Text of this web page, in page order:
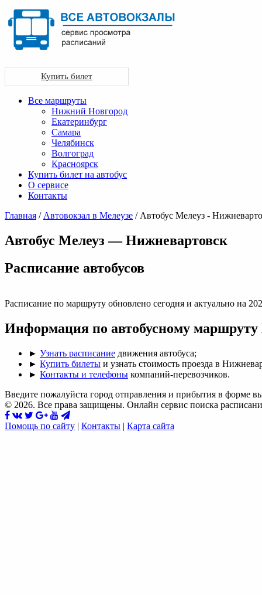
Купить билет
Все маршруты
Нижний Новгород
Екатеринбург
Самара
Челябинск
Волгоград
Красноярск
Купить билет на автобус
О сервисе
Контакты
Главная / Автовокзал в Мелеузе / Автобус Мелеуз -
Автобус Мелеуз — Нижневартовск
Раcписание автобусов
Расписание по маршруту обновлено сегодня и актуально на
Информация по автобусному
► Узнать расписание движения автобуса;
► Купить билеты и узнать стоимость проезда в
► Контакты и телефоны компаний-перевозчиков.
Введите пожалуйста город отправления и прибытия в форме
© 2026. Все права защищены. Онлайн сервис поиска
Помощь по сайту | Контакты | Карта сайта